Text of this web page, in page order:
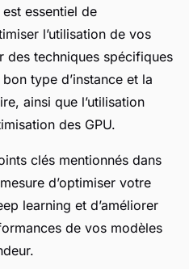
essentiel de
l’utilisation de vos
des techniques spécifiques
type d’instance et la
ainsi que l’utilisation
des GPU.
clés mentionnés dans
d’optimiser votre
learning et d’améliorer
de vos modèles